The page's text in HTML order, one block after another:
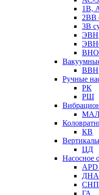
1В,
2ВВ
3В
ЭВН
ВНО
ВВН
Ручные
РК
РШ
КВ
ЦД
Насосное
APD
ДНА
СНП
ГА